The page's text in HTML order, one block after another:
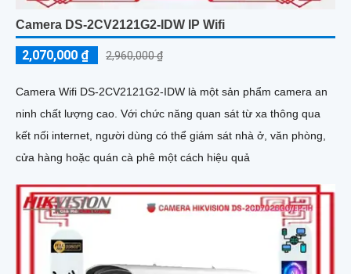
Camera DS-2CV2121G2-IDW IP Wifi
2,070,000 ₫ 2,960,000 ₫
Camera Wifi DS-2CV2121G2-IDW là một sản phẩm camera an
ninh chất lượng cao. Với chức năng quan sát từ xa thông qua
kết nối internet, người dùng có thể giám sát nhà ở, văn phòng,
cửa hàng hoặc quán cà phê một cách hiệu quả